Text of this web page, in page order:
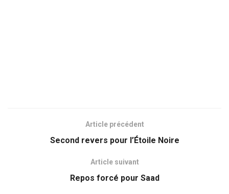
Article précédent
Second revers pour l’Étoile Noire
Article suivant
Repos forcé pour Saad